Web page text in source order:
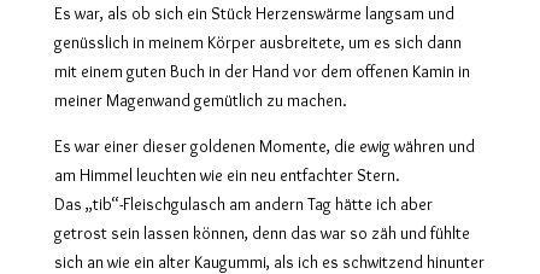
Es war, als ob sich ein Stück Herzenswärme langsam und
genüsslich in meinem Körper ausbreitete, um es sich dann
mit einem guten Buch in der Hand vor dem offenen Kamin in
meiner Magenwand gemütlich zu machen.
Es war einer dieser goldenen Momente, die ewig währen und
am Himmel leuchten wie ein neu entfachter Stern.
Das „tib“-Fleischgulasch am andern Tag hätte ich aber
getrost sein lassen können, denn das war so zäh und fühlte
sich an wie ein alter Kaugummi, als ich es schwitzend hinunter